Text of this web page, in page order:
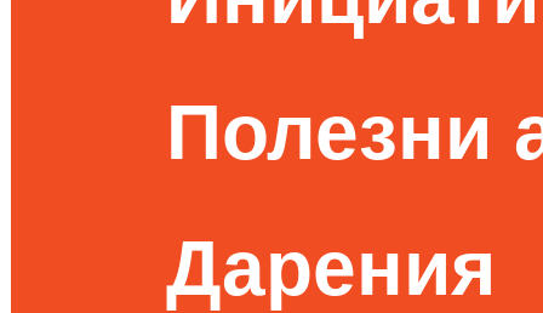
Полезни
Дарения